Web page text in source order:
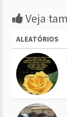
Veja
ALEATÓRIOS